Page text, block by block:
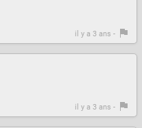
il y a 3 ans -
il y a 3 ans -